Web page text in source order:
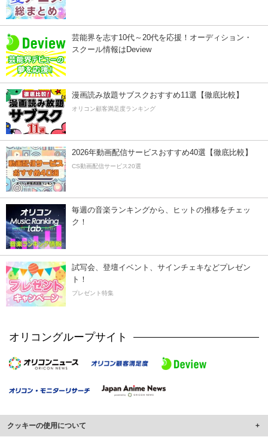
芸能界を志す10代～20代を応援！オーディション・
スクール情報はDeview
漫画読み放題サブスクおすすめ11選【徹底比較】
オリコン顧客満足度ランキング
2026年動画配信サービスおすすめ40選【徹底比較】
CS動画配信サービス20選
毎週の音楽ランキングから、ヒットの推移をチェッ
ク！
試写会、登壇イベント、サインチェキなどプレゼン
ト！
プレゼント特集
オリコングループサイト
クッキーの使用について